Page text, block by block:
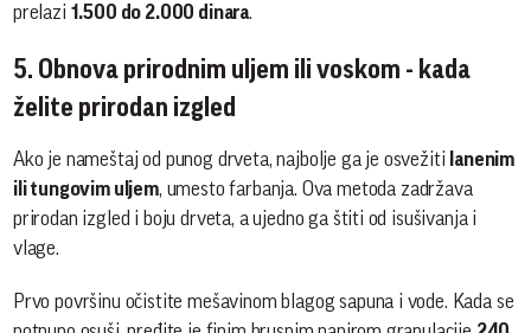
prelazi 1.500 do 2.000 dinara.
5. Obnova prirodnim uljem ili voskom - kada
želite prirodan izgled
Ako je nameštaj od punog drveta, najbolje ga je osvežiti lanenim
ili tungovim uljem, umesto farbanja. Ova metoda zadržava
prirodan izgled i boju drveta, a ujedno ga štiti od isušivanja i
vlage.
Prvo površinu očistite mešavinom blagog sapuna i vode. Kada se